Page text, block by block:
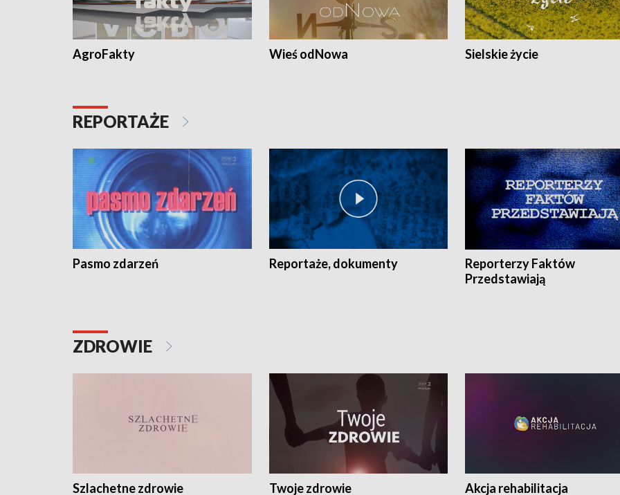
AgroFakty Wieś odNowa Sielskie życie
REPORTAŻE
Pasmo zdarzeń Reportaże, dokumenty
Reporterzy Faktów
Przedstawiają
ZDROWIE
Szlachetne zdrowie Twoje zdrowie Akcja rehabilitacja